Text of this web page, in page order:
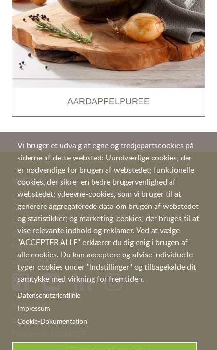
AARDAPPELPUREE
Vi bruger et udvalg af egne og tredjepartscookies på
siderne af dette websted: Uundværlige cookies, der
er nødvendige for brugen af webstedet; funktionelle
cookies, der sikrer en bedre brugervenlighed af
webstedet; ydeevne-cookies, som vi bruger til at
generere aggregaterede data om brugen af webstedet
og statistikker; og marketing-cookies, der bruges til at
vise relevante indhold og reklamer. Ved at vælge
"ACCEPTER ALLE" erklærer du dig enig i brugen af
alle cookies. Du kan acceptere og afvise individuelle
typer cookies under "Indstillinger" og tilbagekalde dit
samtykke med virkning for fremtiden.
Datenschutzrichtlinie
Impressum
Cookie-Dokumentation
MEER OM PEKA
Opskrifter
mage film
Certifikater
Arbejder hos Peka
Kontakt
FØLG OS
KONTAKT
Peka Kroef B.V
denmark@pekakroef.com